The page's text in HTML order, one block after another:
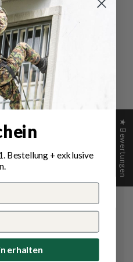
Belt
erste Bewertung
Eine
Frage
stellen
★ Bewertungen
Bestellung+ exklusive
erhalten